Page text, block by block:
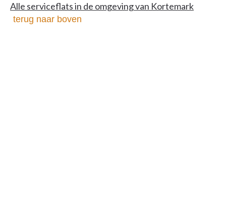
Alle serviceflats in de omgeving van Kortemark
terug naar boven